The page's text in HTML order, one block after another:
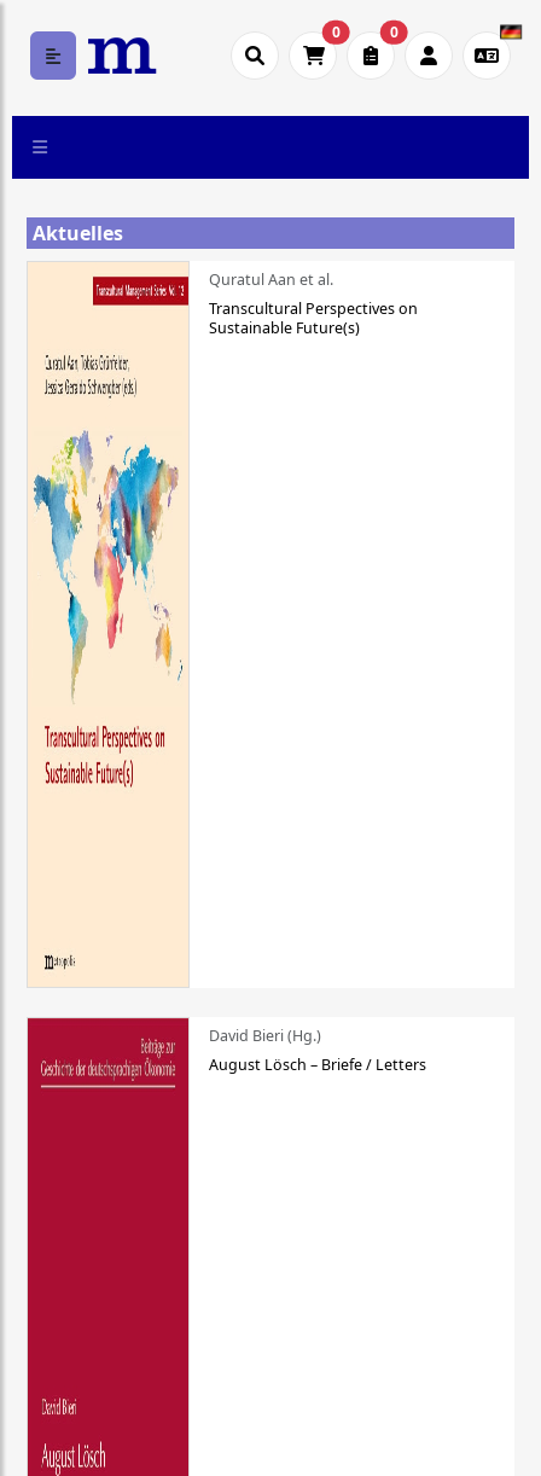
0 0
Aktuelles
Quratul Aan et al.
Transcultural Perspectives on
Sustainable Future(s)
David Bieri (Hg.)
August Lösch – Briefe / Letters